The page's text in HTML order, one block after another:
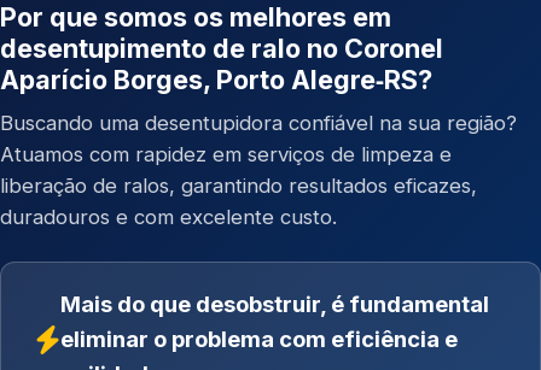
Por que somos os melhores em
desentupimento de ralo no Coronel
Aparício Borges, Porto Alegre‑RS?
Buscando uma desentupidora confiável na sua região?
Atuamos com rapidez em serviços de limpeza e
liberação de ralos, garantindo resultados eficazes,
duradouros e com excelente custo.
Mais do que desobstruir, é fundamental
eliminar o problema com eficiência e